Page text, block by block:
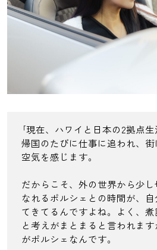
｢現在、ハワイと日本の2拠点生
帰国のたびに仕事に追われ、
空気を感じます。
だからこそ、外の世界から少
なれるポルシェとの時間が、
てきてるんですよね。よく、煮
と考えがまとまると言われま
がポルシェなんです。